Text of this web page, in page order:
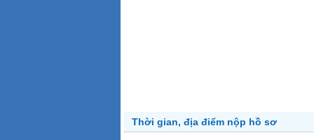
Thời gian, địa điểm nộp hồ sơ